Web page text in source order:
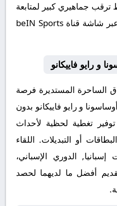
جماهيري كبير لمتابعة
مجريات اللقاء الذي ينقل عبر شاشة قناة beIN Sports
و رايو فاييكانو
الساحرة المستديرة فرصة
و رايو فاييكانو بدون
تغطية لحظية لأحداث
أو التبديلات. اللقاء
الدوري الإسباني،
أفضل ما لديهما لحصد